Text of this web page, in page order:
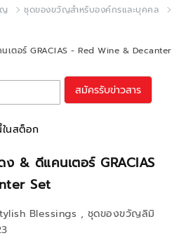
ชุดของขวัญสำหรับองค์กรและบุคคล
ตอร์ GRACIAS - Red Wine & Decanter
& ดีแคนเตอร์ GRACIAS
Set
Blessings , ชุดของขวัญลิมิ
สมัครรับข่าวสาร
นสต็อก